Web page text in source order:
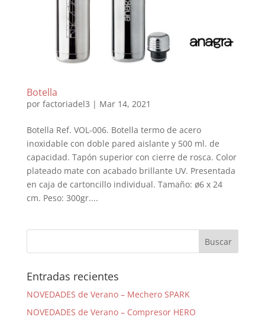
Botella
por factoriadel3 | Mar 14, 2021
Botella Ref. VOL-006. Botella termo de acero
inoxidable con doble pared aislante y 500 ml. de
capacidad. Tapón superior con cierre de rosca. Color
plateado mate con acabado brillante UV. Presentada
en caja de cartoncillo individual. Tamaño: ø6 x 24
cm. Peso: 300gr....
Entradas recientes
NOVEDADES de Verano – Mechero SPARK
NOVEDADES de Verano – Compresor HERO